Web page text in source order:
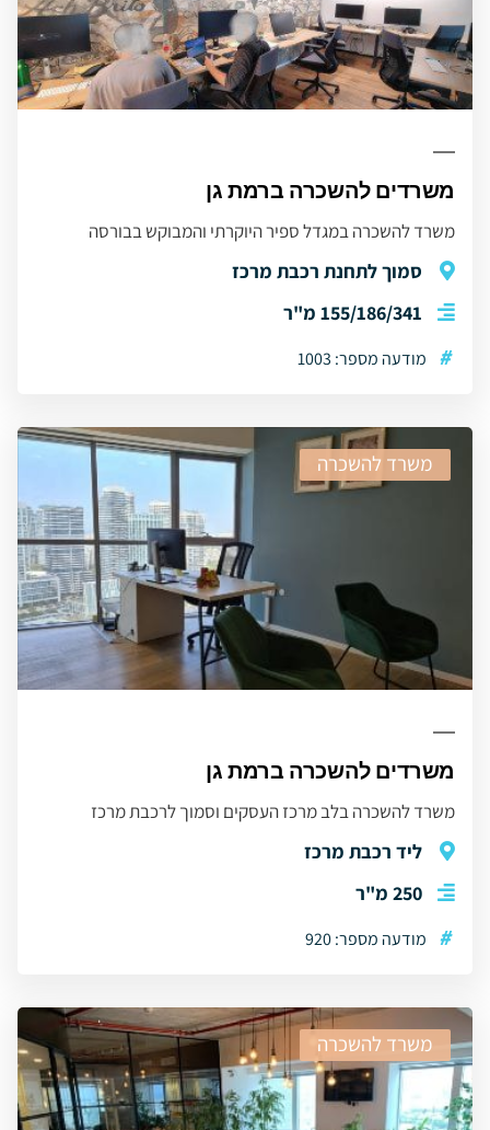
משרדים להשכרה ברמת גן
משרד להשכרה במגדל ספיר היוקרתי והמבוקש בבורסה
סמוך לתחנת רכבת מרכז
155/186/341 מ"ר
# מודעה מספר: 1003
משרד להשכרה
משרדים להשכרה ברמת גן
משרד להשכרה בלב מרכז העסקים וסמוך לרכבת מרכז
ליד רכבת מרכז
250 מ"ר
# מודעה מספר: 920
משרד להשכרה